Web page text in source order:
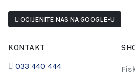
OCIJENITE NAS NA GOOGLE-U
KONTAKT
033 440 444